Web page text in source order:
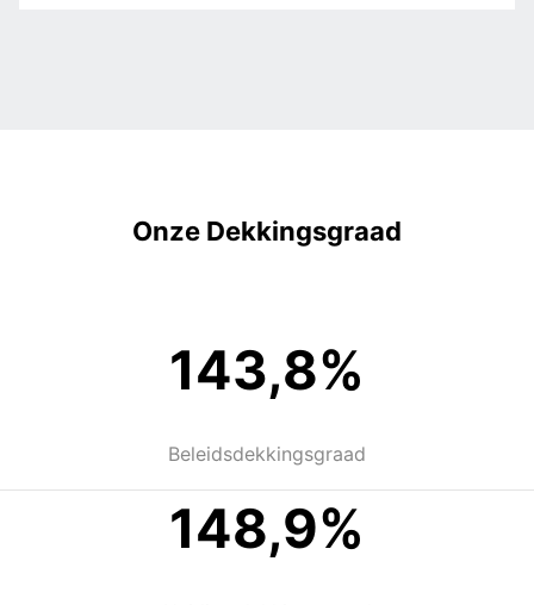
Onze Dekkingsgraad
143,8%
Beleidsdekkingsgraad
148,9%